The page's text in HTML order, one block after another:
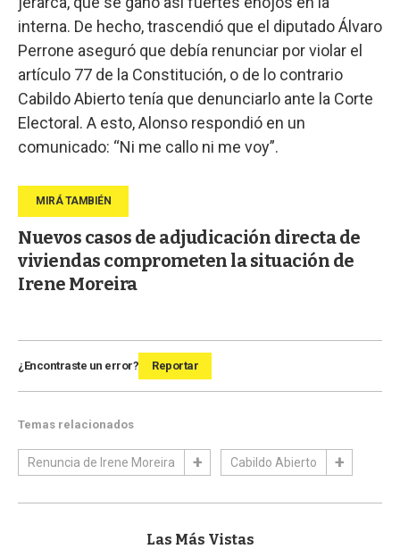
interna. De hecho, trascendió que el diputado Álvaro
Perrone aseguró que debía renunciar por violar el
artículo 77 de la Constitución, o de lo contrario
Cabildo Abierto tenía que denunciarlo ante la Corte
Electoral. A esto, Alonso respondió en un
comunicado: “Ni me callo ni me voy”.
Nuevos casos de adjudicación directa de
viviendas comprometen la situación de
Irene Moreira
¿Encontraste un error? Reportar
Temas relacionados
Renuncia de Irene Moreira Cabildo Abierto
Las Más Vistas